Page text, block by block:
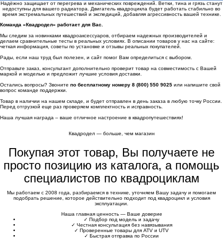
Надёжно защищает от перегрева и механических повреждений. Ветки, тина и грязь станут
недоступны для вашего радиатора. Двигатель квадроцикла будет работать стабильно во
время экстремальных путешествий и экспедиций, добавляя агрессивность вашей технике.
Команда «Квадродел» работает для Вас.
Мы следим за новинками квадроаксессуаров, отбираем надежных производителей и
делаем сравнительные тесты в реальных условиях. В описании товаров у нас на сайте:
четкая информация, советы по установке и отзывы реальных покупателей.
Рады, если наш труд был полезен, и сайт помог Вам определиться с выбором.
Отправьте заказ, консультант дополнительно проверит товар на совместимость с Вашей
маркой и моделью и предложит лучшие условия доставки.
Остались вопросы? Звоните по бесплатному номеру 8 (800) 550 9025 или напишите свой
вопрос команде поддержки.
Товар в наличии на нашем складе, и будет отправлен в день заказа в любую точку России.
Перед отгрузкой еще раз проверяем комплектность и исправность.
Наша лучшая награда – ваше отличное настроение в квадропутешествиях!
Квадродел — больше, чем магазин
Покупая этот товар, Вы получаете не
просто позицию из каталога, а помощь
специалистов по квадроциклам
Мы работаем с 2008 года, разбираемся в технике, уточняем Вашу задачу и помогаем
подобрать решение, которое действительно подходит под квадроцикл и условия
эксплуатации.
Наша главная ценность — Ваше доверие
✓ Подбор под модель и задачу
✓ Честная консультация без навязывания
✓ Проверенные товары для ATV и UTV
✓ Быстрая отправка по России